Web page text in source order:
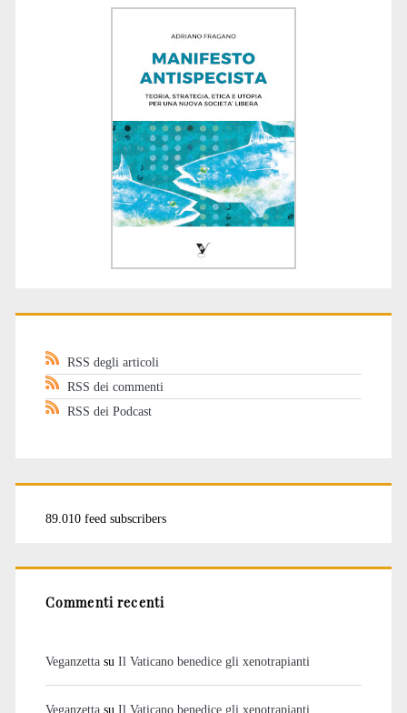
RSS degli articoli
RSS dei commenti
RSS dei Podcast
89.010 feed subscribers
Commenti recenti
Veganzettasu Il Vaticano benedice gli xenotrapianti
Veganzettasu Il Vaticano benedice gli xenotrapianti